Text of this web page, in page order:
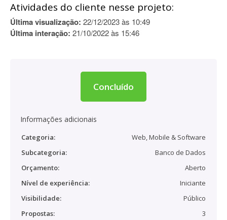
Atividades do cliente nesse projeto:
Última visualização: 22/12/2023 às 10:49
Última interação: 21/10/2022 às 15:46
Concluído
Informações adicionais
Categoria:
Web, Mobile & Software
Subcategoria:
Banco de Dados
Orçamento:
Aberto
Nível de experiência:
Iniciante
Visibilidade:
Público
Propostas:
3